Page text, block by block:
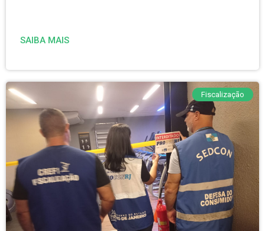
SAIBA MAIS
Fiscalização